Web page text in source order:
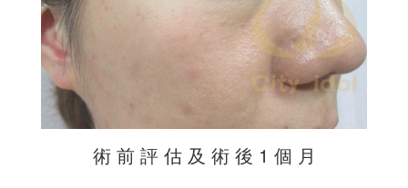
術 前 評 估 及 術 後 1 個 月